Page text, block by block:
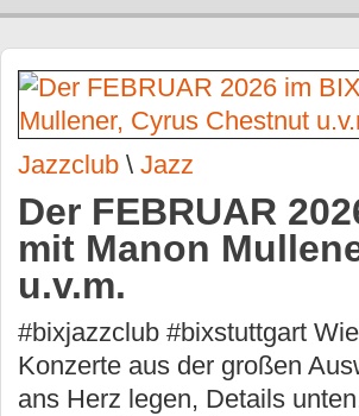
Jazzclub \ Jazz
Der FEBRUAR
mit Manon
u.v.m.
#bixjazzclub #bixstuttgart
Konzerte aus der großen
ans Herz legen, Details